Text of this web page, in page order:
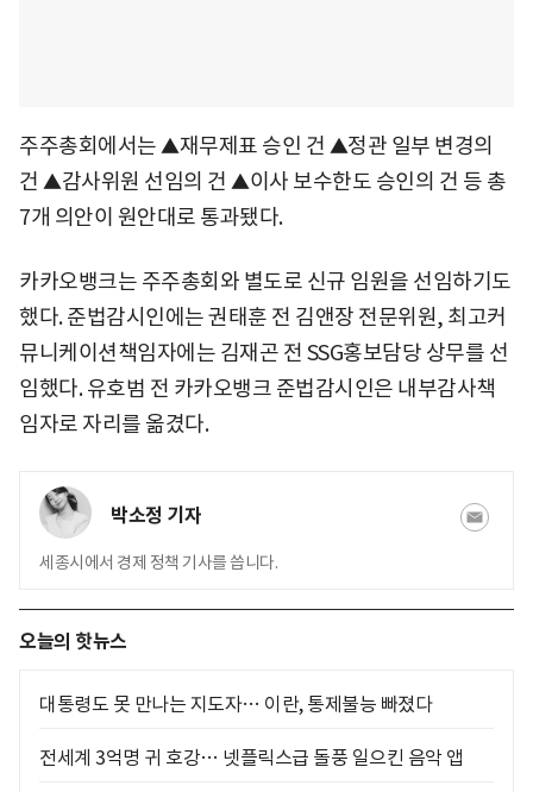
주주총회에서는 ▲재무제표 승인 건 ▲정관 일부 변경의
건 ▲감사위원 선임의 건 ▲이사 보수한도 승인의 건 등 총
7개 의안이 원안대로 통과됐다.
카카오뱅크는 주주총회와 별도로 신규 임원을 선임하기도
했다. 준법감시인에는 권태훈 전 김앤장 전문위원, 최고커
뮤니케이션책임자에는 김재곤 전 SSG홍보담당 상무를 선
임했다. 유호범 전 카카오뱅크 준법감시인은 내부감사책
임자로 자리를 옮겼다.
박소정 기자
세종시에서 경제 정책 기사를 씁니다.
오늘의 핫뉴스
대통령도 못 만나는 지도자… 이란, 통제불능 빠졌다
전세계 3억명 귀 호강… 넷플릭스급 돌풍 일으킨 음악 앱